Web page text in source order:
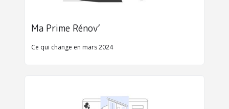
Ma Prime Rénov’
Ce qui change en mars 2024